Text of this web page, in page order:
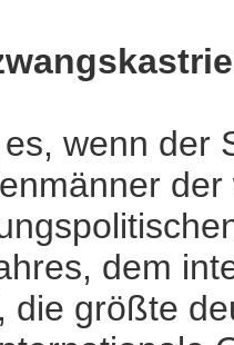
wenn der
dem
die größte